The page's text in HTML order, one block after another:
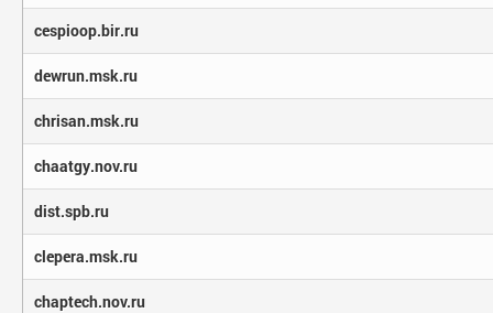
cespioop.bir.ru
dewrun.msk.ru
chrisan.msk.ru
chaatgy.nov.ru
dist.spb.ru
clepera.msk.ru
chaptech.nov.ru